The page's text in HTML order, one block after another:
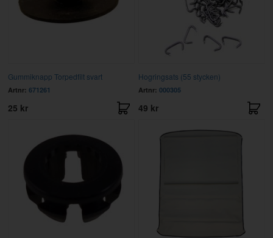
Gummiknapp Torpedfilt svart
Artnr: 671261
25 kr
Hogringsats (55 stycken)
Artnr: 000305
49 kr